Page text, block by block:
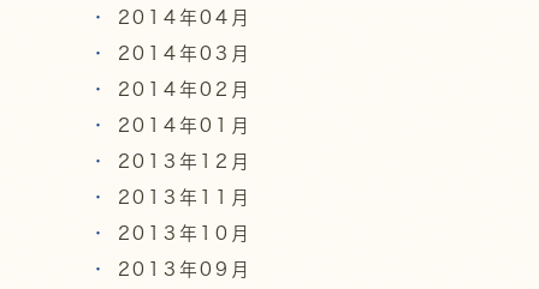
2014年04月
2014年03月
2014年02月
2014年01月
2013年12月
2013年11月
2013年10月
2013年09月